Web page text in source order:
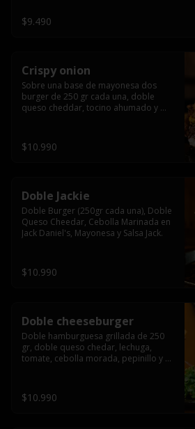
$9.490
Crispy onion
Sobre una base de mayonesa dos
burger de 250 gr cada una, doble
queso cheddar, tocino ahumado y
$10.990
Doble Jackie
Doble Burger (250gr cada una), Doble
Queso Cheedar, Cebolla Marinada en
Jack Daniel's, Mayonesa y Salsa Jack.
$10.990
Doble cheeseburger
Doble hamburguesa grillada de 250
gr, doble queso chedar, lechuga,
tomate, cebolla morada, pepinillo y
$10.990